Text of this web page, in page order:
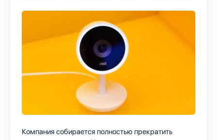
Компания собирается полностью прекратить